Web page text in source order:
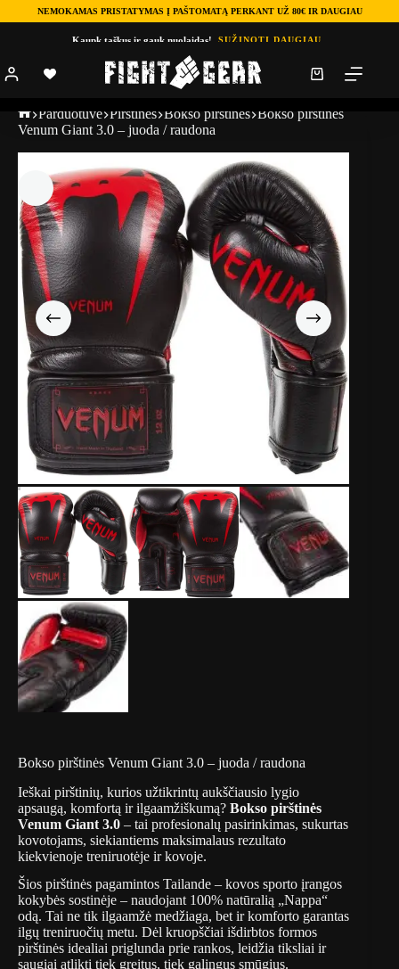
NEMOKAMAS PRISTATYMAS Į PAŠTOMATĄ PERKANT UŽ 80€ IR DAUGIAU
Kaupk taškus ir gauk nuolaidas! SUŽINOTI DAUGIAU
Parduotuve Pirštinės Bokso pirštinės Bokso pirštinės
Venum Giant 3.0 – juoda / raudona
Bokso pirštinės Venum Giant 3.0 – juoda / raudona
Ieškai pirštinių, kurios užtikrintų aukščiausio lygio
apsaugą, komfortą ir ilgaamžiškumą? Bokso pirštinės
Venum Giant 3.0 – tai profesionalų pasirinkimas, sukurtas
kovotojams, siekiantiems maksimalaus rezultato
kiekvienoje treniruotėje ir kovoje.
Šios pirštinės pagamintos Tailande – kovos sporto įrangos
kokybės sostinėje – naudojant 100% natūralią „Nappa“
odą. Tai ne tik ilgaamžė medžiaga, bet ir komforto garantas
ilgų treniruočių metu. Dėl kruopščiai išdirbtos formos
pirštinės idealiai priglunda prie rankos, leidžia tiksliai ir
saugiai atlikti tiek greitus, tiek galingus smūgius.